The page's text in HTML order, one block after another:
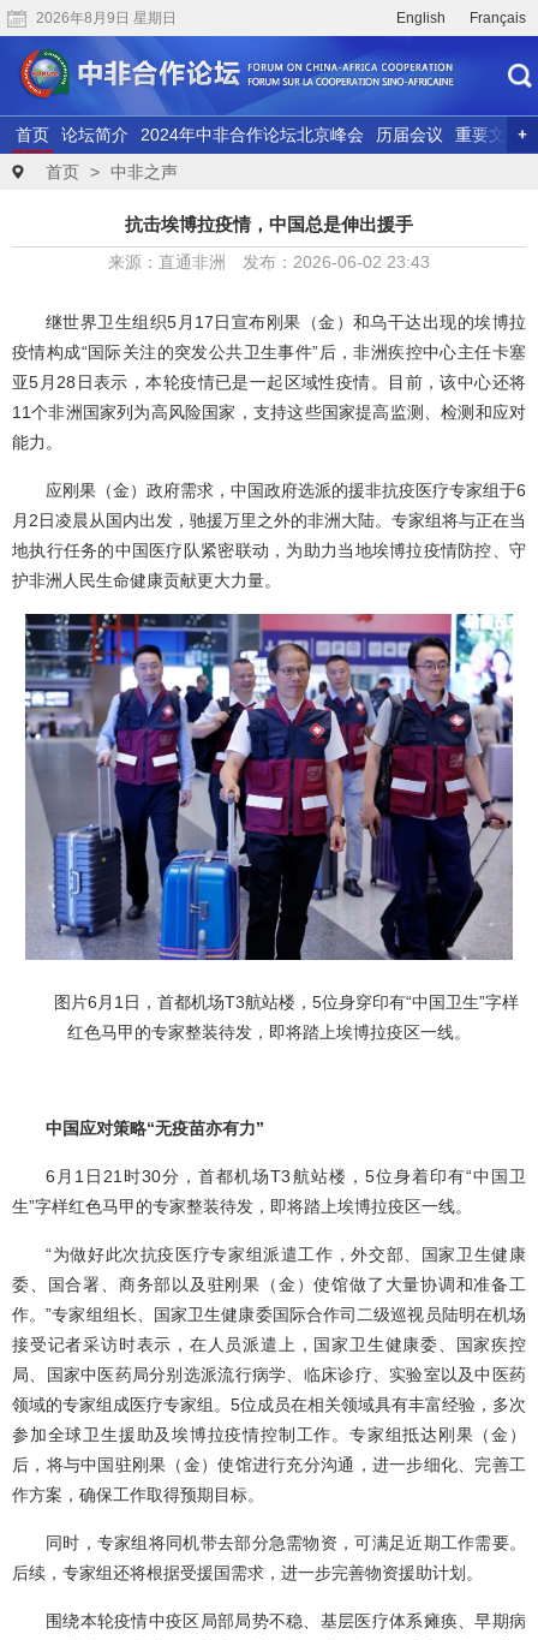
2026年8月9日 星期日 English Français
首页 论坛简介 2024年中非合作论坛北京峰会 历届会议
重要文献
联合研究
精彩视频
首页 > 中非之声
抗击埃博拉疫情，中国总是伸出援手
来源：直通非洲 发布：2026-06-02 23:43
继世界卫生组织5月17日宣布刚果（金）和乌干达出现的埃博拉
疫情构成“国际关注的突发公共卫生事件”后，非洲疾控中心主任卡塞
亚5月28日表示，本轮疫情已是一起区域性疫情。目前，该中心还将
11个非洲国家列为高风险国家，支持这些国家提高监测、检测和应对
能力。
应刚果（金）政府需求，中国政府选派的援非抗疫医疗专家组于6
月2日凌晨从国内出发，驰援万里之外的非洲大陆。专家组将与正在当
地执行任务的中国医疗队紧密联动，为助力当地埃博拉疫情防控、守
护非洲人民生命健康贡献更大力量。
图片6月1日，首都机场T3航站楼，5位身穿印有“中国卫生”字样
红色马甲的专家整装待发，即将踏上埃博拉疫区一线。
中国应对策略“无疫苗亦有力”
6月1日21时30分，首都机场T3航站楼，5位身着印有“中国卫
生”字样红色马甲的专家整装待发，即将踏上埃博拉疫区一线。
“为做好此次抗疫医疗专家组派遣工作，外交部、国家卫生健康
委、国合署、商务部以及驻刚果（金）使馆做了大量协调和准备工
作。”专家组组长、国家卫生健康委国际合作司二级巡视员陆明在机场
接受记者采访时表示，在人员派遣上，国家卫生健康委、国家疾控
局、国家中医药局分别选派流行病学、临床诊疗、实验室以及中医药
领域的专家组成医疗专家组。5位成员在相关领域具有丰富经验，多次
参加全球卫生援助及埃博拉疫情控制工作。专家组抵达刚果（金）
后，将与中国驻刚果（金）使馆进行充分沟通，进一步细化、完善工
作方案，确保工作取得预期目标。
同时，专家组将同机带去部分急需物资，可满足近期工作需要。
后续，专家组还将根据受援国需求，进一步完善物资援助计划。
围绕本轮疫情中疫区局部局势不稳、基层医疗体系瘫痪、早期病